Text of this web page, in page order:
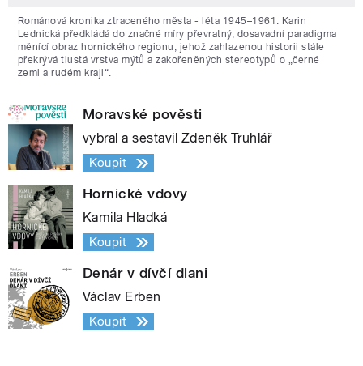
Románová kronika ztraceného města - léta 1945–1961. Karin
Lednická předkládá do značné míry převratný, dosavadní paradigma
měnící obraz hornického regionu, jehož zahlazenou historii stále
překrývá tlustá vrstva mýtů a zakořeněných stereotypů o „černé
zemi a rudém kraji“.
Moravské pověsti
vybral a sestavil Zdeněk Truhlář
Koupit
Hornické vdovy
Kamila Hladká
Koupit
Denár v dívčí dlani
Václav Erben
Koupit